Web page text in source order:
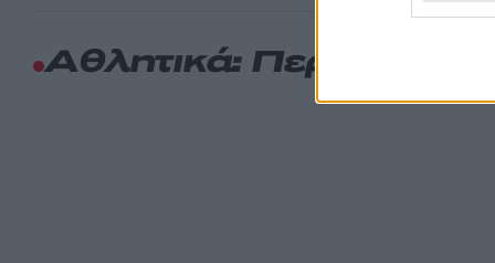
Αθλητικά: